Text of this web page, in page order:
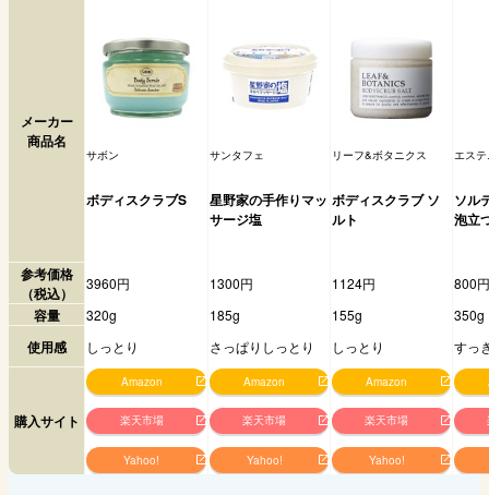
メーカー
商品名
サボン サンタフェ リーフ&ボタニクス エス
ボディスクラブS
星野家の手作りマッ
サージ塩
ボディスクラブ ソ
ルト
ソル
泡立
参考価格
（税込）
3960円 1300円 1124円 800円
容量 320g 185g 155g 350g
使用感 しっとり さっぱりしっとり しっとり すっ
購入サイト
Amazon
楽天市場
Yahoo!
Amazon
楽天市場
Yahoo!
Amazon
楽天市場
Yahoo!